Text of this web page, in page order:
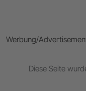
Werbung/
Diese Seite